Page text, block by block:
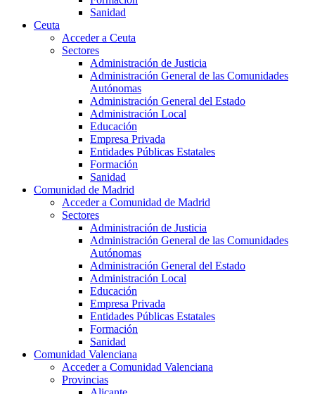
Sanidad
Ceuta
Acceder a Ceuta
Sectores
Administración de Justicia
Administración General de las Comunidades
Autónomas
Administración General del Estado
Administración Local
Educación
Empresa Privada
Entidades Públicas Estatales
Formación
Sanidad
Comunidad de Madrid
Acceder a Comunidad de Madrid
Sectores
Administración de Justicia
Administración General de las Comunidades
Autónomas
Administración General del Estado
Administración Local
Educación
Empresa Privada
Entidades Públicas Estatales
Formación
Sanidad
Comunidad Valenciana
Acceder a Comunidad Valenciana
Provincias